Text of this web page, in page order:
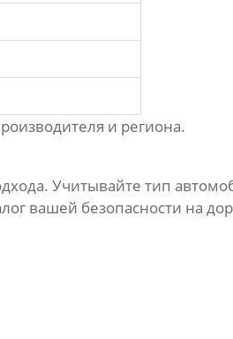
и региона.
Учитывайте тип
вашей безопасности на